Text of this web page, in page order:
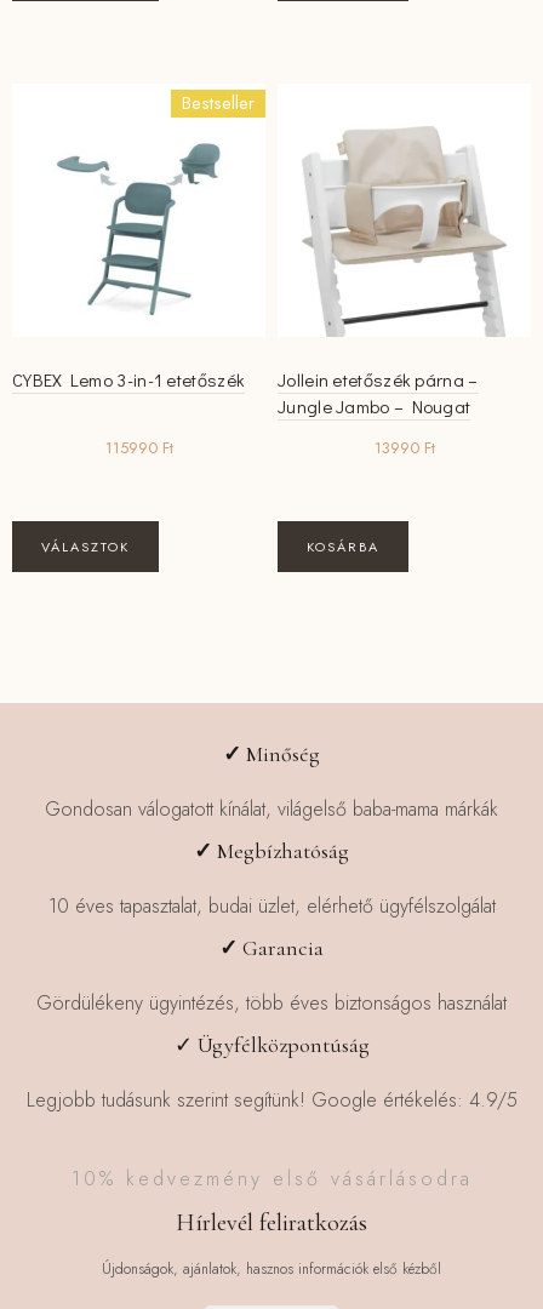
Bestseller
CYBEX Lemo 3-in-1 etetőszék
115990 Ft
VÁLASZTOK
a
változatok
termékoldalon
választhatók
Jollein etetőszék párna –
Jungle Jambo – Nougat
13990 Ft
KOSÁRBA
✓ Minőség
Gondosan válogatott kínálat, világelső baba-mama márkák
✓ Megbízhatóság
10 éves tapasztalat, budai üzlet, elérhető ügyfélszolgálat
✓ Garancia
Gördülékeny ügyintézés, több éves biztonságos használat
✓ Ügyfélközpontúság
Legjobb tudásunk szerint segítünk! Google értékelés: 4.9/5
10% kedvezmény első vásárlásodra
Hírlevél feliratkozás
Újdonságok, ajánlatok, hasznos információk első kézből